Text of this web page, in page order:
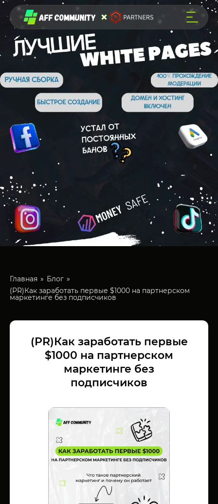
Главная
Блог
(PR)Как заработать первые $1000 на партнерском
маркетинге без подписчиков
(PR)Как заработать первые
$1000 на партнерском
маркетинге без
подписчиков